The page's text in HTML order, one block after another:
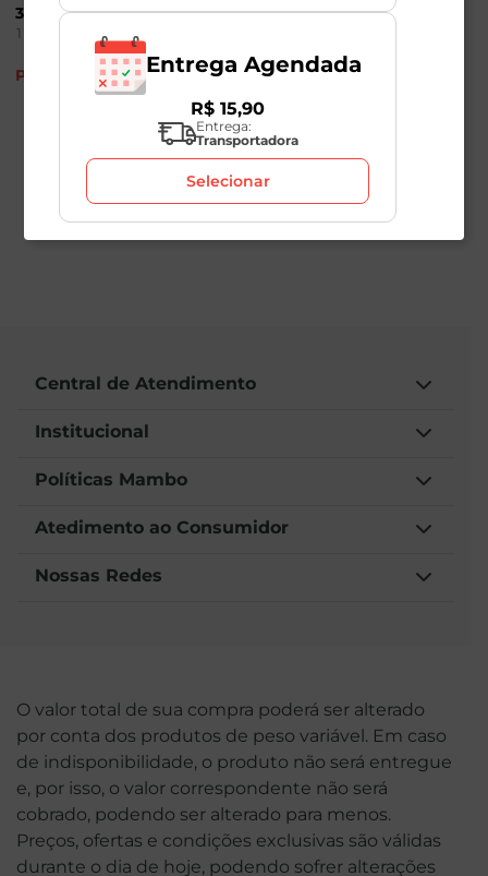
Produto Indisponível
300g
1
Produto Indisponível
Riberalves 256g
Central de Atendimento
Institucional
Políticas Mambo
Atedimento ao Consumidor
Nossas Redes
O valor total de sua compra poderá ser alterado
por conta dos produtos de peso variável. Em caso
de indisponibilidade, o produto não será entregue
e, por isso, o valor correspondente não será
cobrado, podendo ser alterado para menos.
Preços, ofertas e condições exclusivas são válidas
durante o dia de hoje, podendo sofrer alterações
Entrega Agendada
R$ 15,90
Entrega:
Transportadora
Selecionar